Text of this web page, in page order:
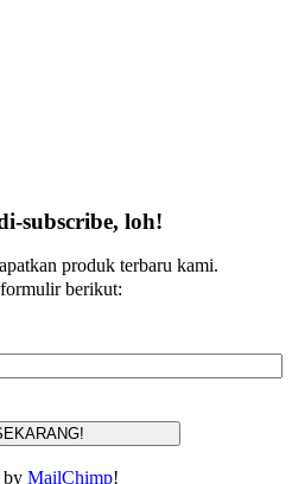
subscribe, loh!
produk terbaru kami.
berikut:
by MailChimp!